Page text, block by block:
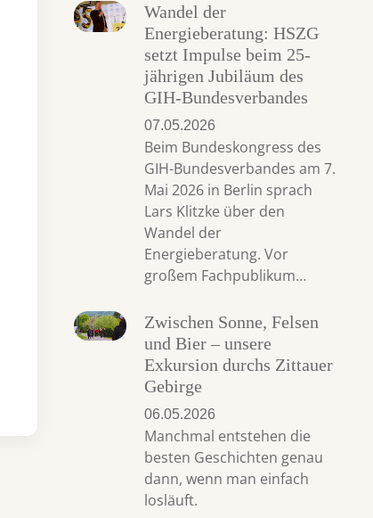
Wandel der
Energieberatung: HSZG
setzt Impulse beim 25-
jährigen Jubiläum des
GIH-Bundesverbandes
07.05.2026
Beim Bundeskongress des
GIH-Bundesverbandes am 7.
Mai 2026 in Berlin sprach
Lars Klitzke über den
Wandel der
Energieberatung. Vor
großem Fachpublikum…
Zwischen Sonne, Felsen
und Bier – unsere
Exkursion durchs Zittauer
Gebirge
06.05.2026
Manchmal entstehen die
besten Geschichten genau
dann, wenn man einfach
losläuft.